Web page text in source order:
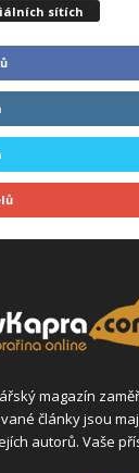
sítích
magazín
články jsou
autorů. Vaše